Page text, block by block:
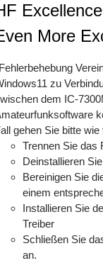
More
zu
dem IC-
gehen Sie bitte wie
Trennen Sie das
Deinstallieren
Bereinigen Sie
einem
Installieren Sie
Treiber
Schließen Sie
an.